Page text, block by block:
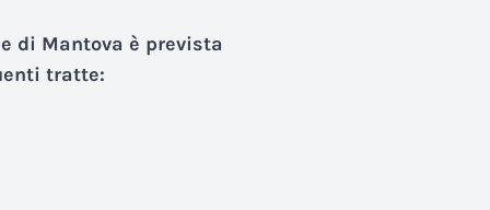
di Mantova è prevista
tratte: